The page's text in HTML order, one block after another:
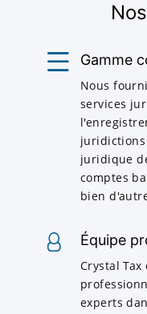
Gamme
Nous
services
juridictions
juridique
comptes
bien
Équipe
Crystal
experts